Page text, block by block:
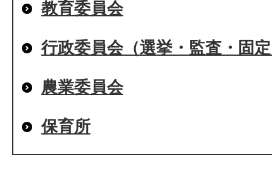
教育委員会
行政委員会（選挙・監査・固
農業委員会
保育所